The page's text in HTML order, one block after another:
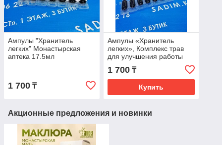
Ампулы "Хранитель
легких" Монастырская
аптека 17.5мл
1 700 ₸
Ампулы «Хранитель
легких», Комплекс трав
для улучшения работы
органов дыхания, 7х2,5
мл
1 700₸
Купить
Акционные предложения и новинки